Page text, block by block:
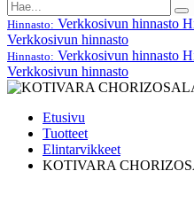
Hinnasto: Verkkosivun hinnasto
Verkkosivun hinnasto
Hinnasto: Verkkosivun hinnasto
Verkkosivun hinnasto
Etusivu
Tuotteet
Elintarvikkeet
KOTIVARA